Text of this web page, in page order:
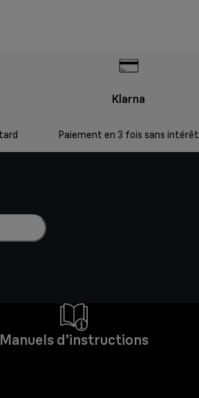
Klarna
Paiement en 3 fois sans intérêt
Manuels d’instructions